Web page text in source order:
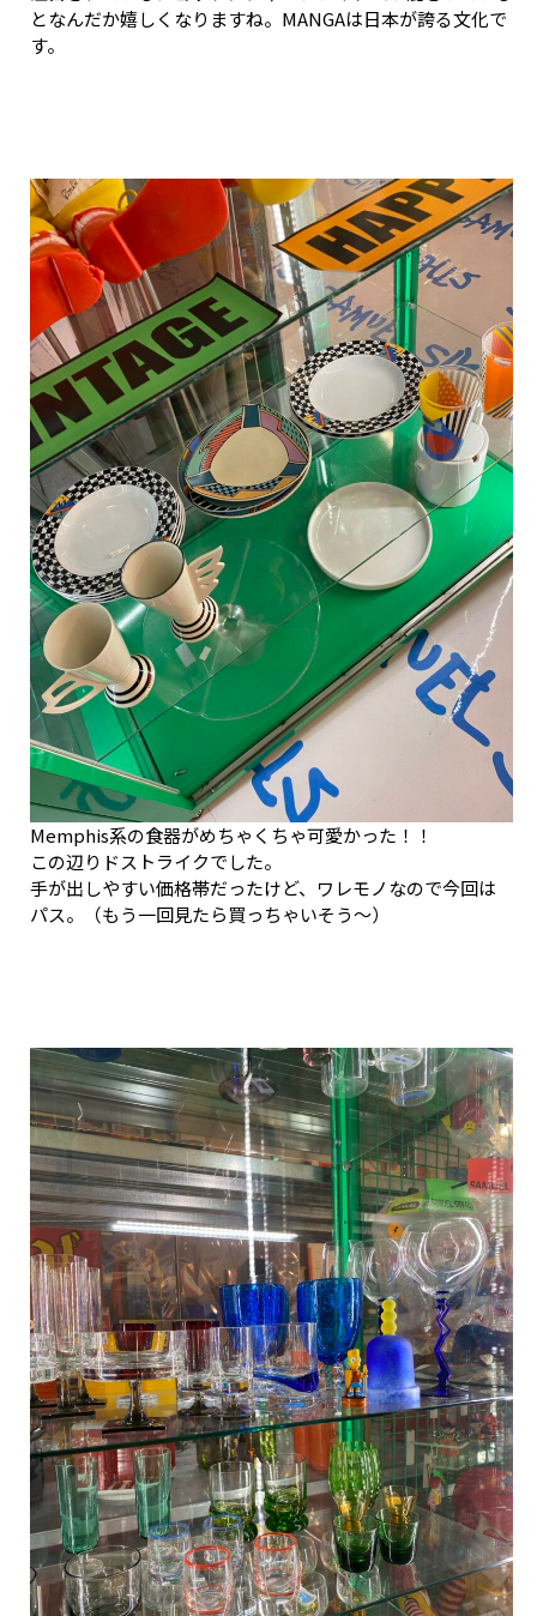
となんだか嬉しくなりますね。MANGAは日本が誇る文化で
す。
Memphis系の食器がめちゃくちゃ可愛かった！！
この辺りドストライクでした。
手が出しやすい価格帯だったけど、ワレモノなので今回は
パス。（もう一回見たら買っちゃいそう～）